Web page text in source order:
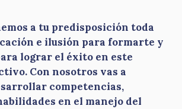
a tu predisposición toda
e ilusión para formarte y
lograr el éxito en este
Con nosotros vas a
competencias,
en el manejo del